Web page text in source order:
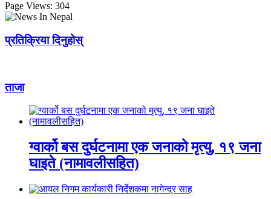
Page Views: 304
प्रतिक्रिया दिनुहोस्
ताजा
ग्वार्को बस दुर्घटनामा एक जनाको मृत्यु, १९ जना
घाइते (नामावलीसहित)